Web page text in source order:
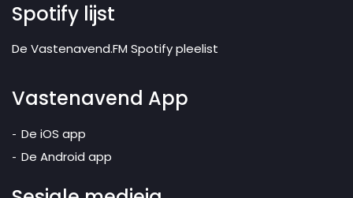
Spotify lijst
De Vastenavend.FM Spotify pleelist
Vastenavend App
De iOS app
De Android app